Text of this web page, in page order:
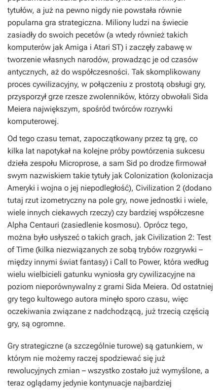
tytułów, a już na pewno nigdy nie powstała równie
popularna gra strategiczna. Miliony ludzi na świecie
zasiadły do swoich pecetów (a wtedy również takich
komputerów jak Amiga i Atari ST) i zaczęły zabawę w
tworzenie własnych narodów, prowadząc je od czasów
antycznych, aż do współczesności. Tak skomplikowany
proces cywilizacyjny, w połączeniu z prostotą obsługi gry,
przysporzył grze rzesze zwolenników, którzy obwołali Sida
Meiera największym, spośród twórców rozrywki
komputerowej.
Od tego czasu temat, zapoczątkowany przez tą grę, co
kilka lat napotykał na kolejne próby powtórzenia sukcesu
dzieła zespołu Microprose, a sam Sid po drodze firmował
swym nazwiskiem takie tytuły jak Colonization (kolonizacja
Ameryki i wojna o jej niepodległość), Civilization 2 (dodano
tutaj rzut izometryczny na pole gry, nowe jednostki i wiele,
wiele innych ciekawych rzeczy) czy bardziej współczesne
Alpha Centauri (zasiedlenie kosmosu). Oprócz tego,
można było usłyszeć o takich grach, jak Civilization 2: Test
of Time (kilka niezwiązanych ze sobą trybów rozgrywki –
między innymi świat fantasy) i Call to Power, która według
wielu wielbicieli gatunku wyniosła gry cywilizacyjne na
poziom nieporównywalny z grami Sida Meiera. Od ostatniej
gry tego kultowego autora minęło sporo czasu, więc
oczekiwania związane z nadchodzącą, już trzecią częścią
gry, są ogromne.
Gry strategiczne (a szczególnie turowe) są gatunkiem, w
którym nie możemy raczej spodziewać się już
rewolucyjnych zmian – wszystko zostało już wymyślone, a
teraz oglądamy jedynie kontynuacje najbardziej